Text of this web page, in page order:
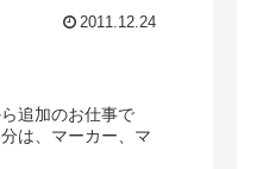
2011.12.24
追加のお仕事で
は、マーカー、マ